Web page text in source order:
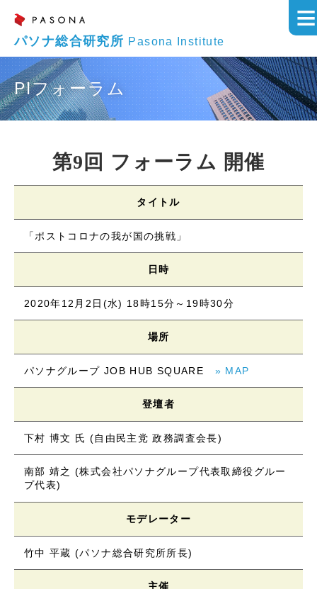
パソナ総合研究所 Pasona Institute
PIフォーラム
第9回 フォーラム 開催
タイトル
「ポストコロナの我が国の挑戦」
日時
2020年12月2日(水) 18時15分～19時30分
場所
パソナグループ JOB HUB SQUARE » MAP
登壇者
下村 博文 氏 (自由民主党 政務調査会長)
南部 靖之 (株式会社パソナグループ代表取締役グルー
プ代表)
モデレーター
竹中 平蔵 (パソナ総合研究所所長)
主催